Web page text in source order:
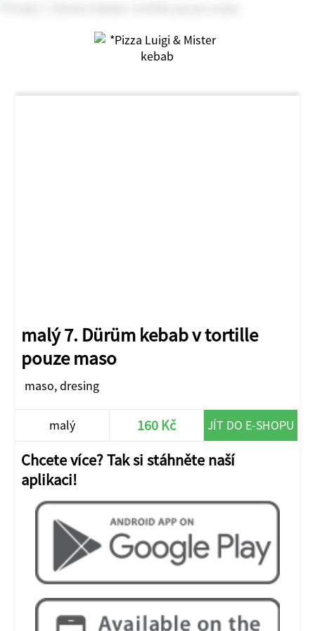
malý 7. Dürüm kebab v tortille
pouze maso
maso, dresing
malý 160 Kč JÍT DO E-SHOPU
Chcete více? Tak si stáhněte naší
aplikaci!